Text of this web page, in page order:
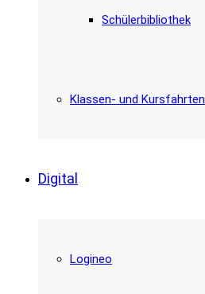
Schülerbibliothek
Klassen- und Kursfahrten
Digital
Logineo